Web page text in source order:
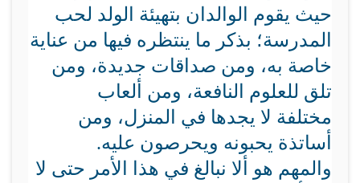
حيث يقوم الوالدان بتهيئة الولد لحب
المدرسة؛ بذكر ما ينتظره فيها من عناية
خاصة به، ومن صداقات جديدة، ومن
تلق للعلوم النافعة، ومن ألعاب
مختلفة لا يجدها في المنزل، ومن
أساتذة يحبونه ويحرصون عليه.
والمهم هو ألا نبالغ في هذا الأمر حتى لا